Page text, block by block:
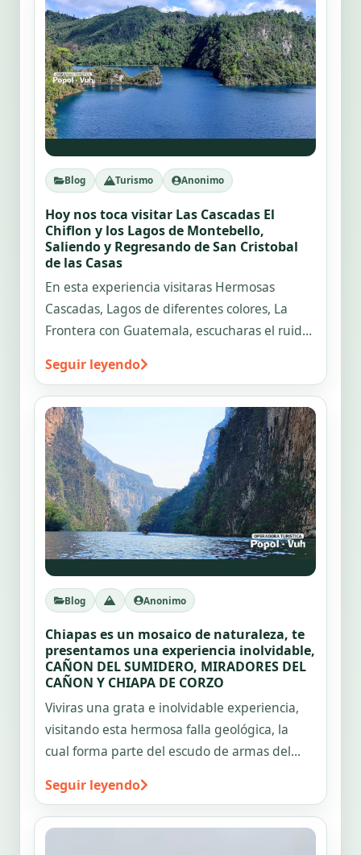
Blog Turismo Anonimo
Hoy nos toca visitar Las Cascadas El
Chiflon y los Lagos de Montebello,
Saliendo y Regresando de San Cristobal
de las Casas
En esta experiencia visitaras Hermosas
Cascadas, Lagos de diferentes colores, La
Frontera con Guatemala, escucharas el ruido
indescriptible, podrás sentir la frescura de
sus aguas y en Lagos de Montebello
quedaras sorprendido de los colores de sus
aguas desde un azul turquesa hasta un
verde esmeralda
Seguir leyendo
Blog Anonimo
Chiapas es un mosaico de naturaleza, te
presentamos una experiencia inolvidable,
CAÑON DEL SUMIDERO, MIRADORES DEL
CAÑON Y CHIAPA DE CORZO
Viviras una grata e inolvidable experiencia,
visitando esta hermosa falla geológica, la
cual forma parte del escudo de armas del
Seguir leyendo